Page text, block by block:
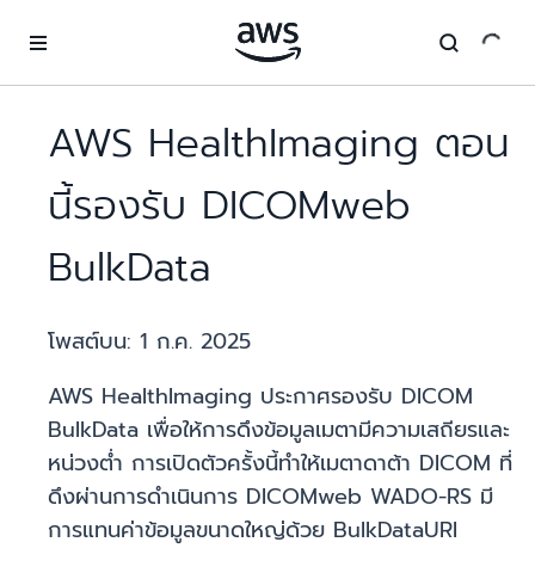
AWS HealthImaging ตอน
นี้รองรับ DICOMweb
BulkData
โพสต์บน: 1 ก.ค. 2025
AWS HealthImaging ประกาศรองรับ DICOM
BulkData เพื่อให้การดึงข้อมูลเมตามีความเสถียรและ
หน่วงต่ำ การเปิดตัวครั้งนี้ทำให้เมตาดาต้า DICOM ที่
ดึงผ่านการดำเนินการ DICOMweb WADO-RS มี
การแทนค่าข้อมูลขนาดใหญ่ด้วย BulkDataURI